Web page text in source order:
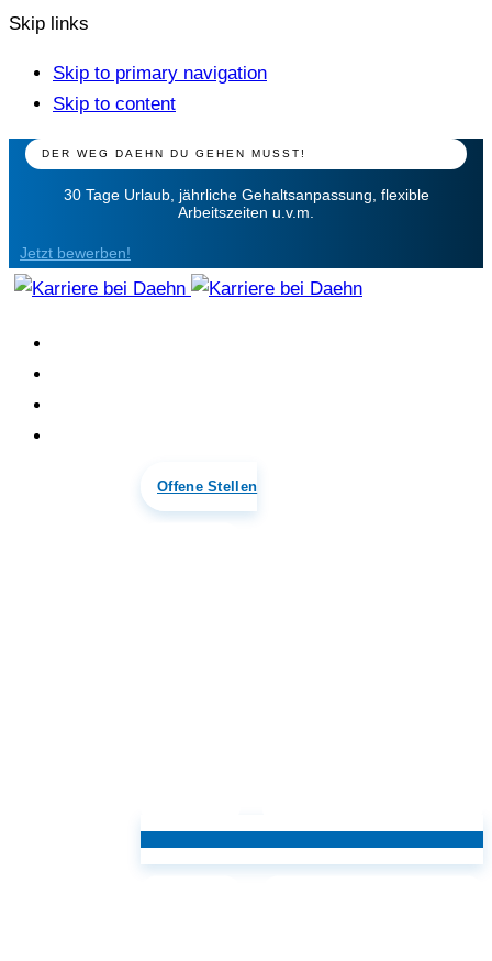
Skip links
Skip to primary navigation
Skip to content
DER WEG DAEHN DU GEHEN MUSST!
30 Tage Urlaub, jährliche Gehaltsanpassung, flexible
Arbeitszeiten u.v.m.
Jetzt bewerben!
Offene Stellen